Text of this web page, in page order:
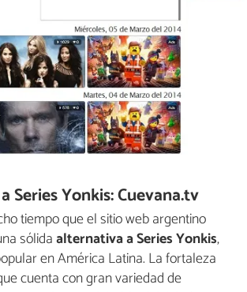
Series Yonkis: Cuevana.tv
tiempo que el sitio web argentino
sólidaalternativa a Series Yonkis,
en América Latina. La fortaleza
cuenta con gran variedad de